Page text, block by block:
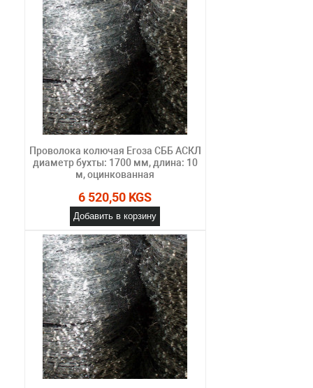
Проволока колючая Егоза СББ АСКЛ
диаметр бухты: 1700 мм, длина: 10
м, оцинкованная
6 520,50 KGS
Добавить в корзину